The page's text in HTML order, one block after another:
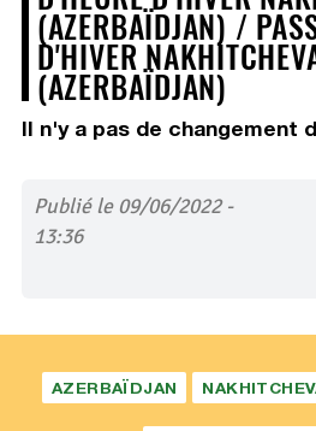
(AZERBAÏDJAN) /
D'HIVER
(AZERBAÏDJAN)
Il n'y a pas de changement
Publié le 09/06/2022 -
13:36
AZERBAÏDJAN